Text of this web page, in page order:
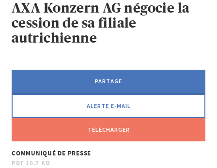
AXA Konzern AG négocie la
cession de sa filiale
autrichienne
PARTAGE
ALERTE E-MAIL
TÉLÉCHARGER
COMMUNIQUÉ DE PRESSE
PDF 10.7 KO